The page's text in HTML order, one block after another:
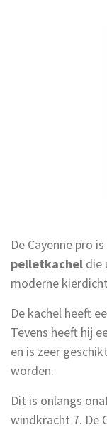
De Cayenne pro
pelletkachel die
moderne
De kachel heeft
Tevens heeft hij
en is zeer
worden.
Dit is onlangs
windkracht 7. De